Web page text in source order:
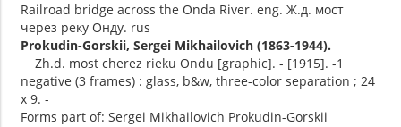
Railroad bridge across the Onda River. eng. Ж.д. мост
через реку Онду. rus
Prokudin-Gorskii, Sergei Mikhailovich (1863-1944).
Zh.d. most cherez rieku Ondu [graphic]. - [1915]. -1
negative (3 frames) : glass, b&w, three-color separation ; 24
x 9. -
Forms part of: Sergei Mikhailovich Prokudin-Gorskii